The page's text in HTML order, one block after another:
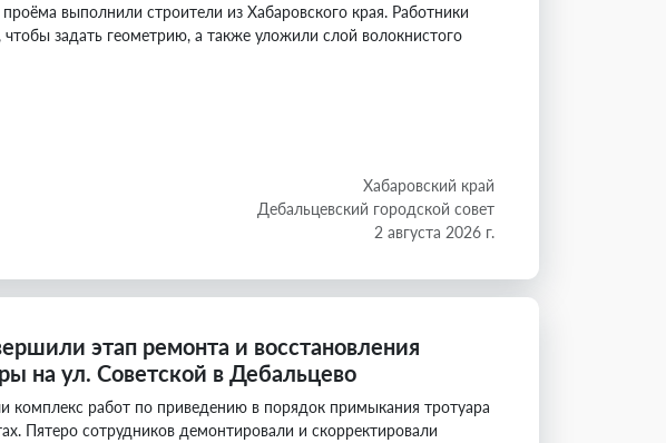
выполнили строители из Хабаровского края. Работники
задать геометрию, а также уложили слой волокнистого
Хабаровский край
Дебальцевский городской совет
2 августа 2026 г.
этап ремонта и восстановления
на ул. Советской в Дебальцево
комплекс работ по приведению в порядок примыкания тротуара
Пятеро сотрудников демонтировали и скорректировали